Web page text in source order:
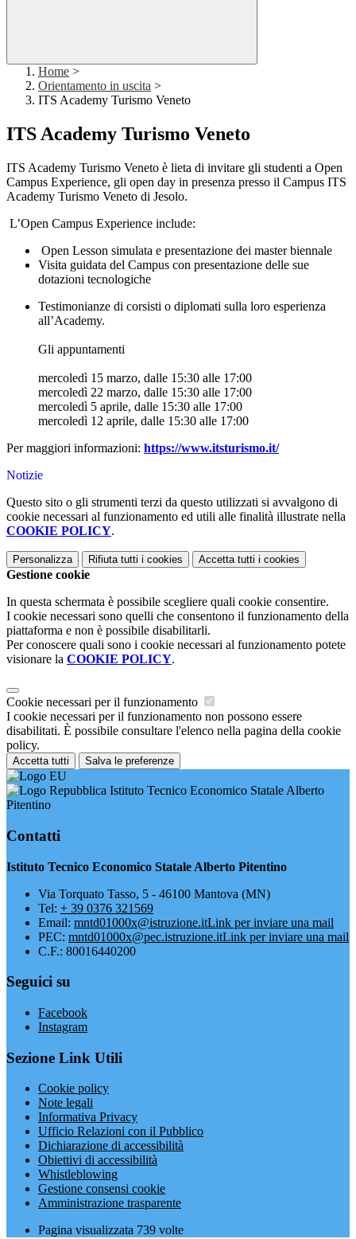
Home >
Orientamento in uscita >
ITS Academy Turismo Veneto
ITS Academy Turismo Veneto
ITS Academy Turismo Veneto è lieta di invitare gli studenti a Open
Campus Experience, gli open day in presenza presso il Campus ITS
Academy Turismo Veneto di Jesolo.
L’Open Campus Experience include:
Open Lesson simulata e presentazione dei master biennale
Visita guidata del Campus con presentazione delle sue
dotazioni tecnologiche
Testimonianze di corsisti o diplomati sulla loro esperienza
all’Academy.
Gli appuntamenti
mercoledì 15 marzo, dalle 15:30 alle 17:00
mercoledì 22 marzo, dalle 15:30 alle 17:00
mercoledì 5 aprile, dalle 15:30 alle 17:00
mercoledì 12 aprile, dalle 15:30 alle 17:00
Per maggiori informazioni: https://www.itsturismo.it/
Notizie
Questo sito o gli strumenti terzi da questo utilizzati si avvalgono di
cookie necessari al funzionamento ed utili alle finalità illustrate nella
COOKIE POLICY.
Personalizza Rifiuta tutti i cookies Accetta tutti i cookies
Gestione cookie
In questa schermata è possibile scegliere quali cookie consentire.
I cookie necessari sono quelli che consentono il funzionamento della
piattaforma e non è possibile disabilitarli.
Per conoscere quali sono i cookie necessari al funzionamento potete
visionare la COOKIE POLICY.
Cookie necessari per il funzionamento
I cookie necessari per il funzionamento non possono essere
disabilitati. È possibile consultare l'elenco nella pagina della cookie
policy.
Accetta tutti Salva le preferenze
Istituto Tecnico Economico Statale Alberto
Pitentino
Contatti
Istituto Tecnico Economico Statale Alberto Pitentino
Via Torquato Tasso, 5 - 46100 Mantova (MN)
Tel: + 39 0376 321569
Email: mntd01000x@istruzione.itLink per inviare una mail
PEC: mntd01000x@pec.istruzione.itLink per inviare una mail
C.F.: 80016440200
Seguici su
Facebook
Instagram
Sezione Link Utili
Cookie policy
Note legali
Informativa Privacy
Ufficio Relazioni con il Pubblico
Dichiarazione di accessibilità
Obiettivi di accessibilità
Whistleblowing
Gestione consensi cookie
Amministrazione trasparente
Pagina visualizzata 739 volte